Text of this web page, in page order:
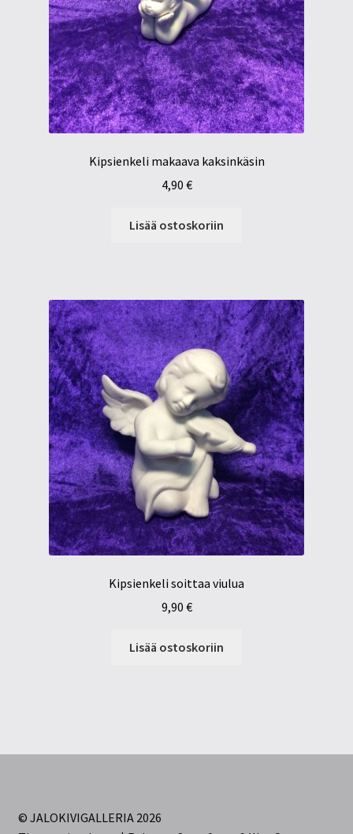
Kipsienkeli makaava kaksinkäsin
4,90 €
Lisää ostoskoriin
Kipsienkeli soittaa viulua
9,90 €
Lisää ostoskoriin
© JALOKIVIGALLERIA 2026